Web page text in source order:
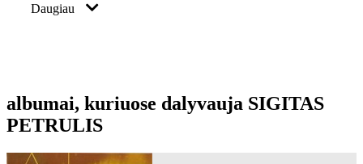
Daugiau
albumai, kuriuose dalyvauja SIGITAS
PETRULIS